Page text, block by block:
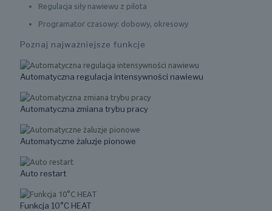
Regulacja siły nawiewu z pilota
Programator czasowy: dobowy, okresowy
Poznaj najważniejsze funkcje
Automatyczna regulacja intensywności nawiewu
Automatyczna zmiana trybu pracy
Automatyczne żaluzje pionowe
Auto restart
Funkcja 10°C HEAT